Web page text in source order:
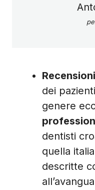
dei
genere
dentisti
quella
descritte